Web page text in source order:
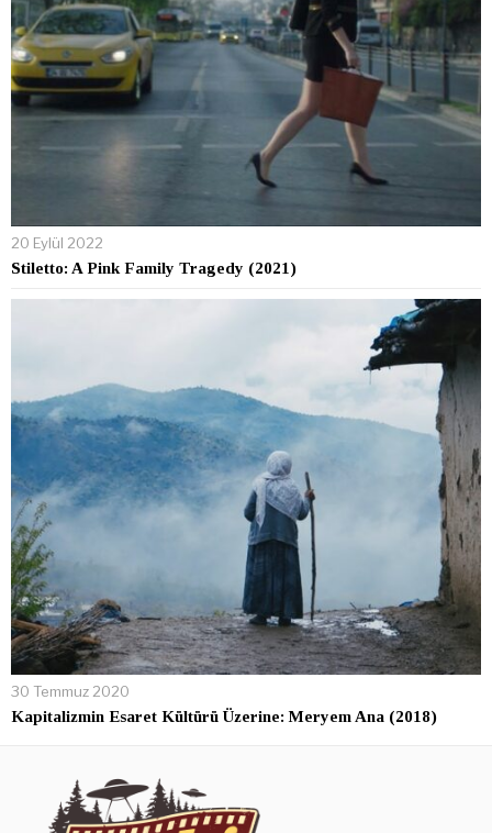
20 Eylül 2022
Stiletto: A Pink Family Tragedy (2021)
30 Temmuz 2020
Kapitalizmin Esaret Kültürü Üzerine: Meryem Ana (2018)